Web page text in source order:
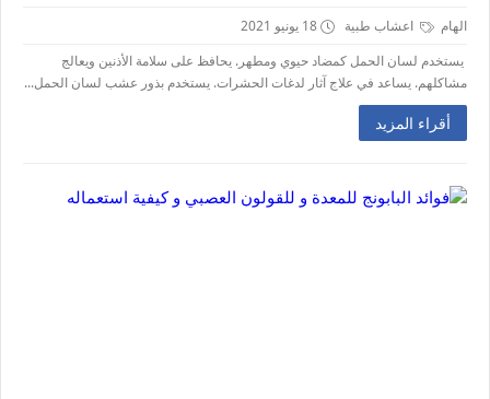
الهام اعشاب طبية
18 يونيو 2021
يستخدم لسان الحمل كمضاد حيوي ومطهر. يحافظ على سلامة الأذنين ويعالج
مشاكلهم. يساعد في علاج آثار لدغات الحشرات. يستخدم بذور عشب لسان الحمل...
أقراء المزيد